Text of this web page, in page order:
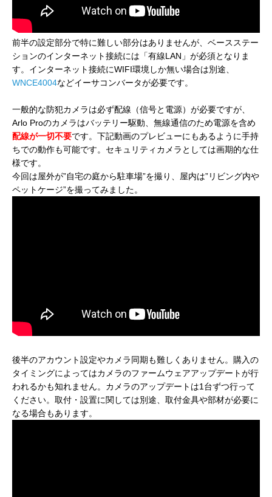
前半の設定部分で特に難しい部分はありませんが、ベースステー
ションのインターネット接続には「有線LAN」が必須となりま
す。インターネット接続にWIFI環境しか無い場合は別途、
WNCE4004などイーサコンバータが必要です。
一般的な防犯カメラは必ず配線（信号と電源）が必要ですが、
Arlo Proのカメラはバッテリー駆動、無線通信のため電源を含め
配線が一切不要です。下記動画のプレビューにもあるように手持
ちでの動作も可能です。セキュリティカメラとしては画期的な仕
様です。
今回は屋外が”自宅の庭から駐車場”を撮り、屋内は”リビング内や
ペットケージ”を撮ってみました。
後半のアカウント設定やカメラ同期も難しくありません。購入の
タイミングによってはカメラのファームウェアアップデートが行
われるかも知れません。カメラのアップデートは1台ずつ行って
ください。取付・設置に関しては別途、取付金具や部材が必要に
なる場合もあります。